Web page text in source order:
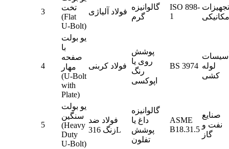
3
تخت
(Flat
U-Bolt)
فولاد آلیاژی
گالوانیزه
گرم
ISO 898-
1
تجهیزات
مکانیکی
4
یو بولت
با
صفحه
مهار
(U-Bolt
with
Plate)
فولاد کربنی
پوشش
روی یا
رنگ
اپوکسی
BS 3974 لوله‌
کشی
5
یو بولت
سنگین
(Heavy
Duty
U-Bolt)
فولاد ضد
زنگ 316L
گالوانیزه
داغ یا
پوشش
تفلون
ASME
B18.31.5
صنایع
نفت و
گاز